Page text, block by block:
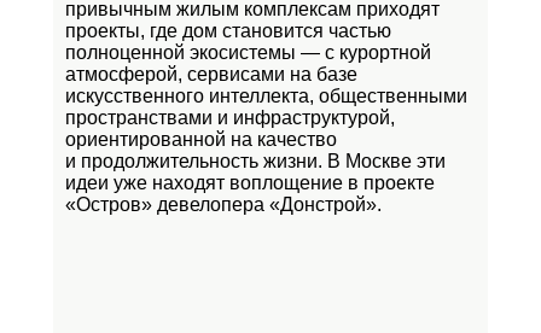
привычным жилым комплексам приходят
проекты, где дом становится частью
полноценной экосистемы — с курортной
атмосферой, сервисами на базе
искусственного интеллекта, общественными
пространствами и инфраструктурой,
ориентированной на качество
и продолжительность жизни. В Москве эти
идеи уже находят воплощение в проекте
«Остров» девелопера «Донстрой».